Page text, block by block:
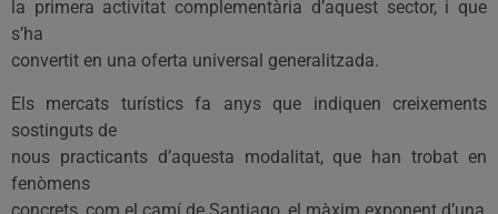
la primera activitat complementària d’aquest sector, i que
s’ha
convertit en una oferta universal generalitzada.
Els mercats turístics fa anys que indiquen creixements
sostinguts de
nous practicants d’aquesta modalitat, que han trobat en
fenòmens
concrets, com el camí de Santiago, el màxim exponent d’una